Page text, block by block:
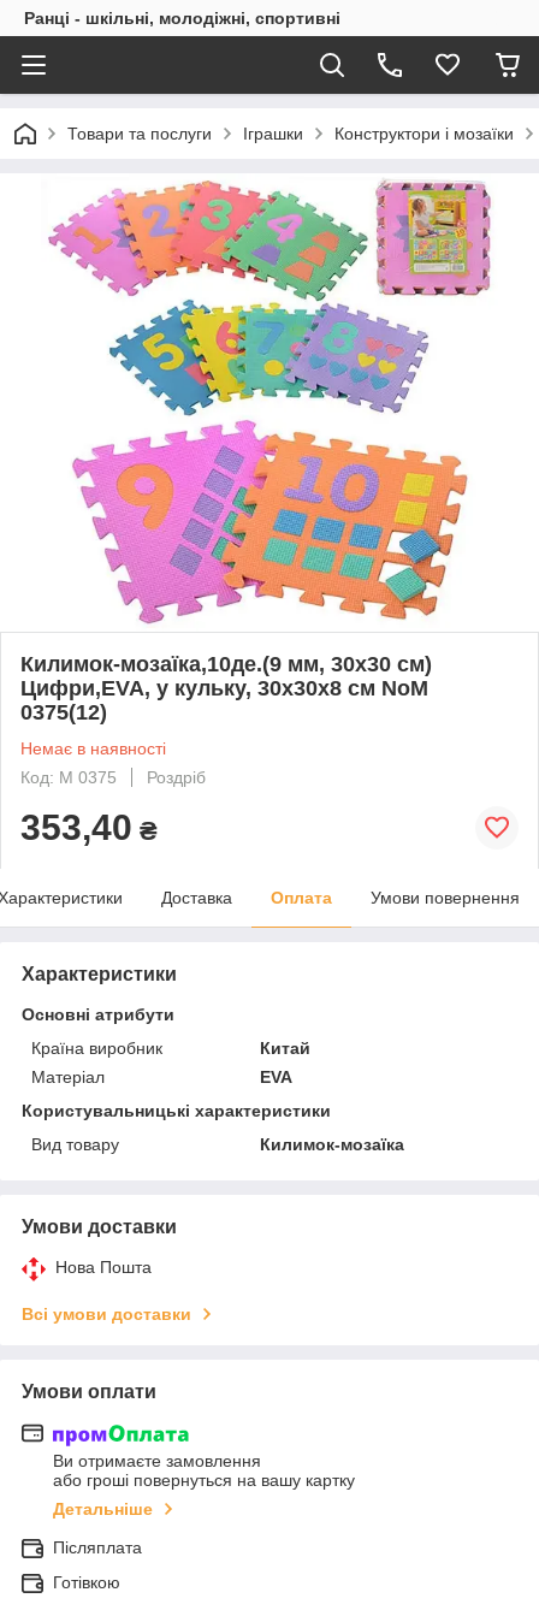
Ранці - шкільні, молодіжні, спортивні
Товари та послуги Іграшки Конструктори і мозаїки
Килимок-мозаїка,10де.(9 мм, 30х30 см)
Цифри,EVA, у кульку, 30х30х8 см NoM
0375(12)
Немає в наявності
Код: M 0375
Роздріб
353,40 ₴
Доставка Оплата Умови повернення
Характеристики
Основні атрибути
Країна виробник
Китай
Матеріал
EVA
Користувальницькі характеристики
Вид товару
Килимок-мозаїка
Умови доставки
Нова Пошта
Всі умови доставки
Умови оплати
Ви отримаєте замовлення
або гроші повернуться на вашу картку
Детальніше
Післяплата
Готівкою